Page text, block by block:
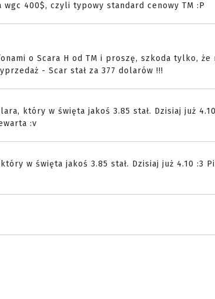
400$, czyli typowy standard cenowy TM :P
o Scara H od TM i proszę, szkoda tylko, że
- Scar stał za 377 dolarów !!!
który w święta jakoś 3.85 stał. Dzisiaj już
:v
w święta jakoś 3.85 stał. Dzisiaj już 4.10 :3